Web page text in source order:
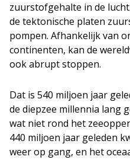
zuurstofgehalte in de
de tektonische platen
pompen. Afhankelijk van
continenten, kan de
ook abrupt stoppen.
Dat is 540 miljoen jaar
de diepzee millennia lang
wat niet rond het
440 miljoen jaar geleden
weer op gang, en het